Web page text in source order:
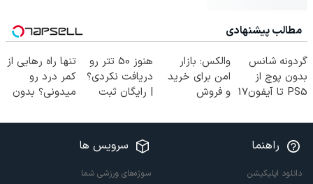
مطالب پیشنهادی
گردونه شانس
بدون پوچ از
PS5 تا آیفون17
والکس: بازار
امن برای خرید
و فروش
دیجیتال
هنوز 50 تتر رو
دریافت نکردی؟
| رایگان ثبت
شروع کن!
تنها راه رهایی از
کمر درد رو
میدونی؟ بدون
(◂پرسش‌نامه)
راهنما
دانلود اپلیکیشن
سرویس ها
سوژه‌های ورزشی شما